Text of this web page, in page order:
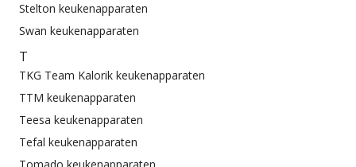
Stelton keukenapparaten
Swan keukenapparaten
T
TKG Team Kalorik keukenapparaten
TTM keukenapparaten
Teesa keukenapparaten
Tefal keukenapparaten